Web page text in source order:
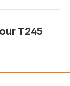
T245